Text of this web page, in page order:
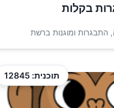
בקלות
התבגרות ומוגנות ברשת
תוכנית: 12845